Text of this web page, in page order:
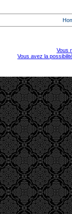
Vous
Vous avez la